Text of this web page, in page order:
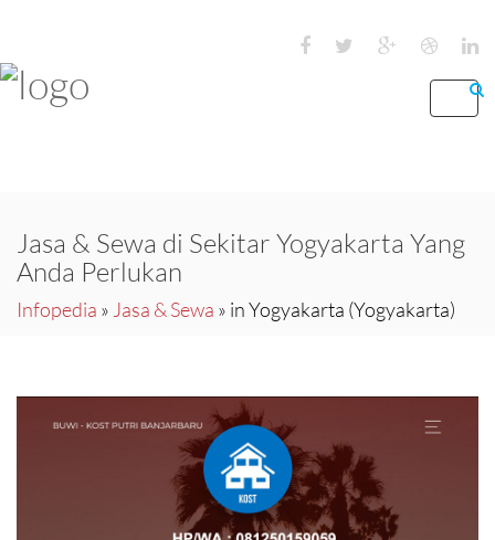
Jasa & Sewa di Sekitar Yogyakarta Yang
Anda Perlukan
Infopedia » Jasa & Sewa » in Yogyakarta (Yogyakarta)